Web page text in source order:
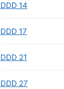
DDD 14
DDD 17
DDD 21
DDD 27